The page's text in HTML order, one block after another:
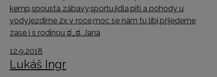
kemp,spousta zábavy,sportu,jidla,piti a pohody u
vody,jezdime 2x v roce,moc se nám tu líbi,přijedeme
zase i s rodinou ಠ_ಠ. Jana
12.9.2018
Lukáš Ingr